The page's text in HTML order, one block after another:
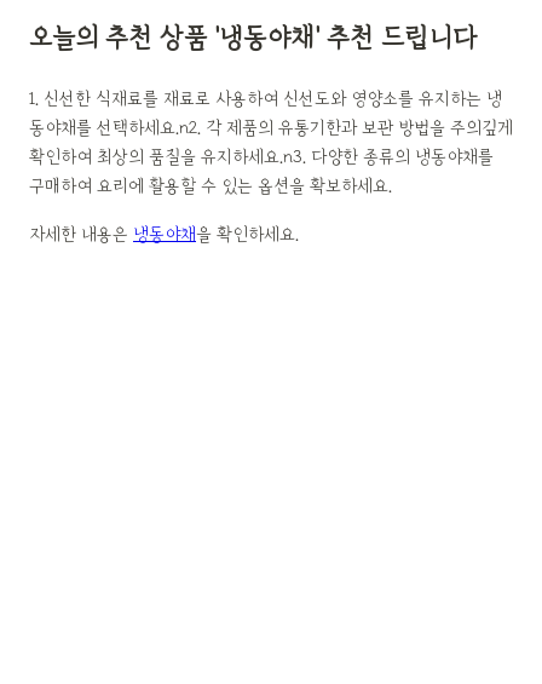
오늘의 추천 상품 '냉동야채' 추천 드립니다
1. 신선한 식재료를 재료로 사용하여 신선도와 영양소를 유지하는 냉
동야채를 선택하세요.n2. 각 제품의 유통기한과 보관 방법을 주의깊게
확인하여 최상의 품질을 유지하세요.n3. 다양한 종류의 냉동야채를
구매하여 요리에 활용할 수 있는 옵션을 확보하세요.
자세한 내용은 냉동야채을 확인하세요.